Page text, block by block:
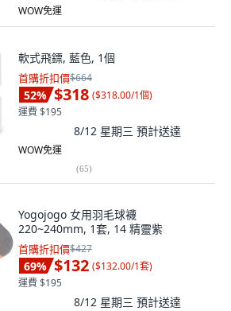
WOW免運
軟式飛鏢, 藍色, 1個
首購折扣價$664
52% $318 ($318.00/1個)
運費 $195
8/12 星期三 預計送達
WOW免運
(65)
Yogojogo 女用羽毛球襪
220~240mm, 1套, 14 精靈紫
首購折扣價$427
69% $132 ($132.00/1套)
運費 $195
8/12 星期三 預計送達